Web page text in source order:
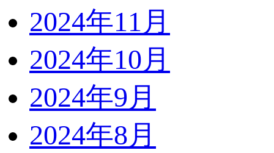
2024年11月
2024年10月
2024年9月
2024年8月